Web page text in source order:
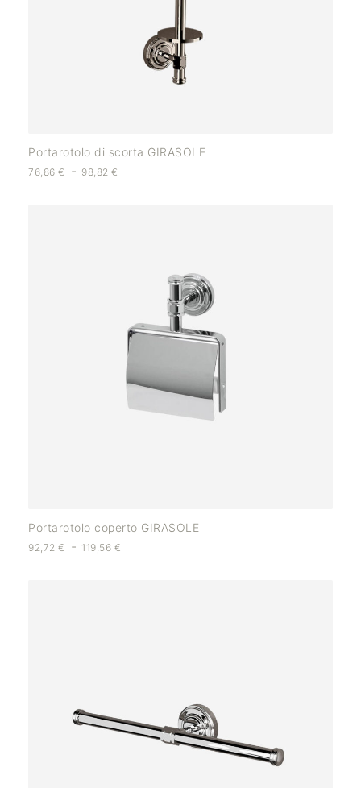
Portarotolo di scorta GIRASOLE
76,86 € - 98,82€
Portarotolo coperto GIRASOLE
92,72 € - 119,56 €